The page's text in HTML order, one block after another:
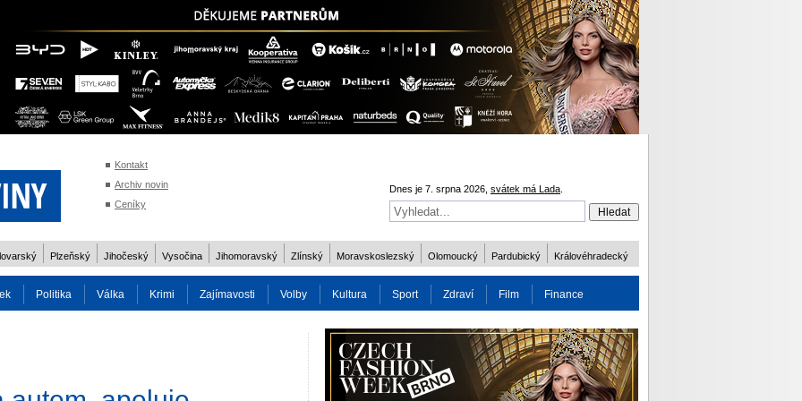
Kontakt
Archiv novin
Ceníky
Dnes je 7. srpna 2026, svátek má Lada
Plzeňský Jihočeský Vysočina Jihomoravský Zlínský Moravskoslezský Olomoucký Pardubický Královéhradecký
Politika Válka Krimi Zajímavosti Volby Kultura Sport Zdraví Film Finance
Charita Osobnost Více ODM 2016